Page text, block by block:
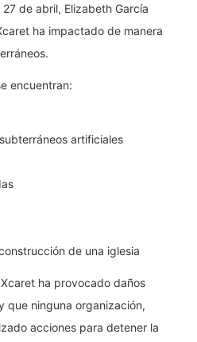
de abril, Elizabeth García
ha impactado de manera
encuentran:
artificiales
de una iglesia
ha provocado daños
que ninguna organización,
acciones para detener la